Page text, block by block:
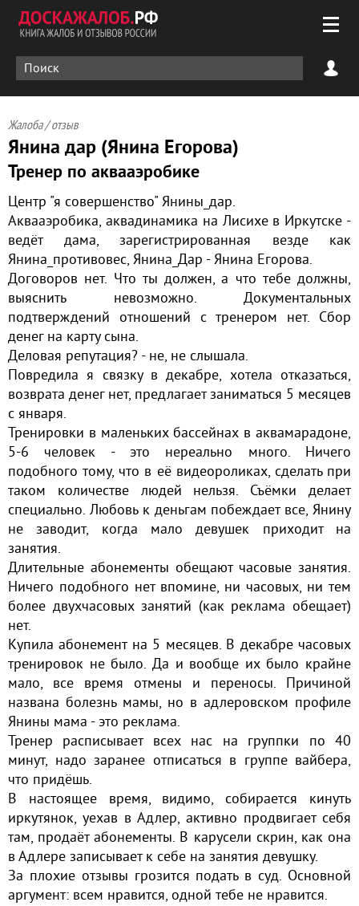
Жалоба / отзыв
Янина дар (Янина Егорова)
Тренер по аквааэробике
Центр "я совершенство" Янины_дар.
Аквааэробика, аквадинамика на Лисихе в Иркутске -
ведёт дама, зарегистрированная везде как
Янина_противовес, Янина_Дар - Янина Егорова.
Договоров нет. Что ты должен, а что тебе должны,
выяснить невозможно. Документальных
подтверждений отношений с тренером нет. Сбор
денег на карту сына.
Деловая репутация? - не, не слышала.
Повредила я связку в декабре, хотела отказаться,
возврата денег нет, предлагает заниматься 5 месяцев
с января.
Тренировки в маленьких бассейнах в аквамарадоне,
5-6 человек - это нереально много. Ничего
подобного тому, что в её видеороликах, сделать при
таком количестве людей нельзя. Съёмки делает
специально. Любовь к деньгам побеждает все, Янину
не заводит, когда мало девушек приходит на
занятия.
Длительные абонементы обещают часовые занятия.
Ничего подобного нет впомине, ни часовых, ни тем
более двухчасовых занятий (как реклама обещает)
нет.
Купила абонемент на 5 месяцев. В декабре часовых
тренировок не было. Да и вообще их было крайне
мало, все время отмены и переносы. Причиной
названа болезнь мамы, но в адлеровском профиле
Янины мама - это реклама.
Тренер расписывает всех нас на группки по 40
минут, надо заранее отписаться в группе вайбера,
что придёшь.
В настоящее время, видимо, собирается кинуть
иркутянок, уехав в Адлер, активно продвигает себя
там, продаёт абонементы. В карусели скрин, как она
в Адлере записывает к себе на занятия девушку.
За плохие отзывы грозится подать в суд. Основной
аргумент: всем нравится, одной тебе не нравится.